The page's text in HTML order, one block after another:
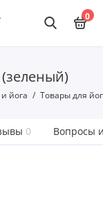
0
йога Товары для
0 Вопросы